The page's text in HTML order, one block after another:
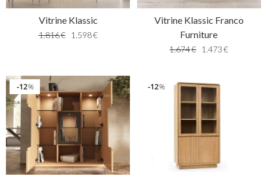
Vitrine Klassic
1.816€ 1.598€
Vitrine Klassic Franco
Furniture
1.674€ 1.473 €
%
12 %
12